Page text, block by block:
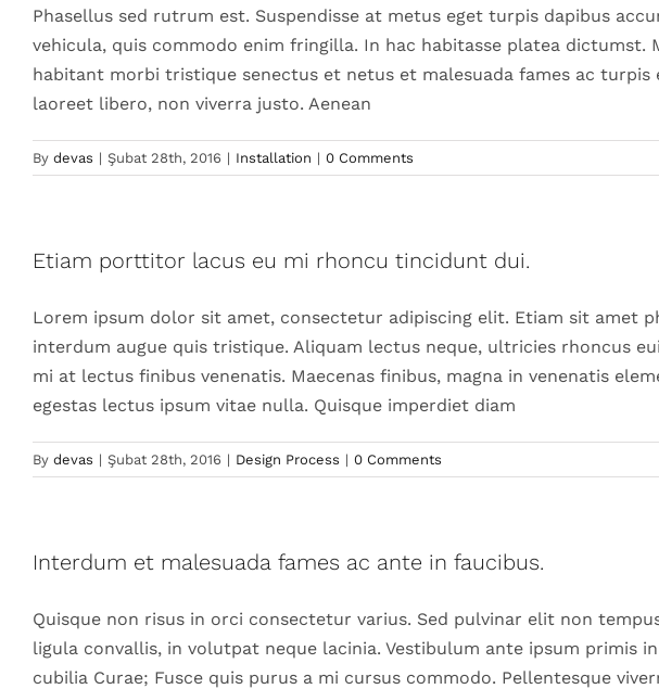
Phasellus sed rutrum est. Suspendisse at metus eget turpis dapibus
vehicula, quis commodo enim fringilla. In hac habitasse platea dictumst.
habitant morbi tristique senectus et netus et malesuada fames ac turpis
laoreet libero, non viverra justo. Aenean
By devas | Şubat 28th, 2016 | Installation | 0 Comments
Etiam porttitor lacus eu mi rhoncu tincidunt dui.
Lorem ipsum dolor sit amet, consectetur adipiscing elit. Etiam sit amet
interdum augue quis tristique. Aliquam lectus neque, ultricies rhoncus
mi at lectus finibus venenatis. Maecenas finibus, magna in venenatis
egestas lectus ipsum vitae nulla. Quisque imperdiet diam
By devas | Şubat 28th, 2016 | Design Process | 0 Comments
Interdum et malesuada fames ac ante in faucibus.
Quisque non risus in orci consectetur varius. Sed pulvinar elit non
ligula convallis, in volutpat neque lacinia. Vestibulum ante ipsum primis
cubilia Curae; Fusce quis purus a mi cursus commodo. Pellentesque